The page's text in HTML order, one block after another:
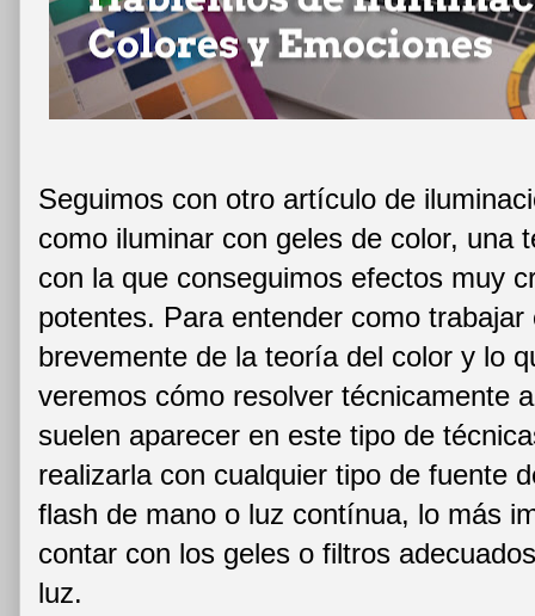
Seguimos con otro artículo de
como iluminar con geles de color, una
con la que conseguimos efectos muy
potentes. Para entender como trabajar
brevemente de la teoría del color y lo
veremos cómo resolver técnicamente
suelen aparecer en este tipo de
realizarla con cualquier tipo de fuente
flash de mano o luz contínua, lo más
contar con los geles o filtros
luz.